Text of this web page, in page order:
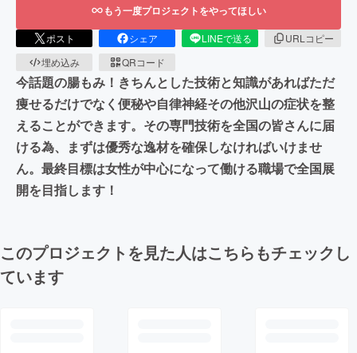
もう一度プロジェクトをやってほしい
ポスト シェア LINEで送る
URLコピー
埋め込み
QRコード
今話題の腸もみ！きちんとした技術と知識があればただ
痩せるだけでなく便秘や自律神経その他沢山の症状を整
えることができます。その専門技術を全国の皆さんに届
ける為、まずは優秀な逸材を確保しなければいけませ
ん。最終目標は女性が中心になって働ける職場で全国展
開を目指します！
このプロジェクトを見た人はこちらもチェックし
ています